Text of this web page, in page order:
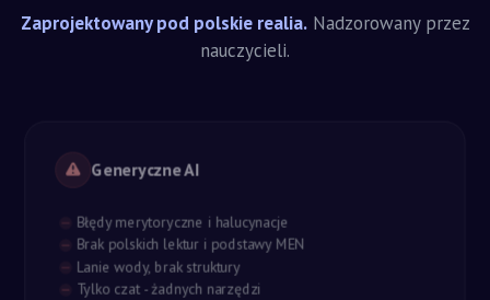
Zaprojektowany pod polskie realia.Nadzorowany przez
nauczycieli.
Generyczne AI
Błędy merytoryczne i halucynacje
Brak polskich lektur i podstawy MEN
Lanie wody, brak struktury
Tylko czat - żadnych narzędzi